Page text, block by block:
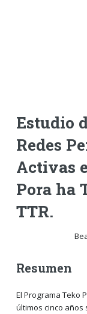
Estudio
Redes
Activas
Pora ha
TTR.
Resumen
El Programa Teko
últimos cinco años